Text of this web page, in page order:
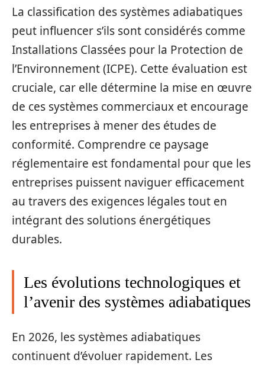
La classification des systèmes adiabatiques
peut influencer s’ils sont considérés comme
Installations Classées pour la Protection de
l’Environnement (ICPE). Cette évaluation est
cruciale, car elle détermine la mise en œuvre
de ces systèmes commerciaux et encourage
les entreprises à mener des études de
conformité. Comprendre ce paysage
réglementaire est fondamental pour que les
entreprises puissent naviguer efficacement
au travers des exigences légales tout en
intégrant des solutions énergétiques
durables.
Les évolutions technologiques et
l’avenir des systèmes adiabatiques
En 2026, les systèmes adiabatiques
continuent d’évoluer rapidement. Les